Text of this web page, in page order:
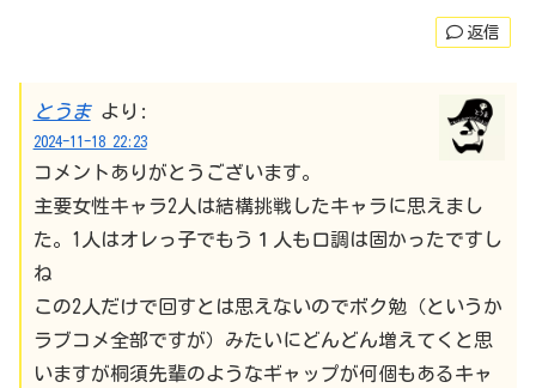
返信
とうま より:
2024-11-18 22:23
コメントありがとうございます。
主要女性キャラ2人は結構挑戦したキャラに思えまし
た。1人はオレっ子でもう１人も口調は固かったですし
ね
この2人だけで回すとは思えないのでボク勉（というか
ラブコメ全部ですが）みたいにどんどん増えてくと思
いますが桐須先輩のようなギャップが何個もあるキャ